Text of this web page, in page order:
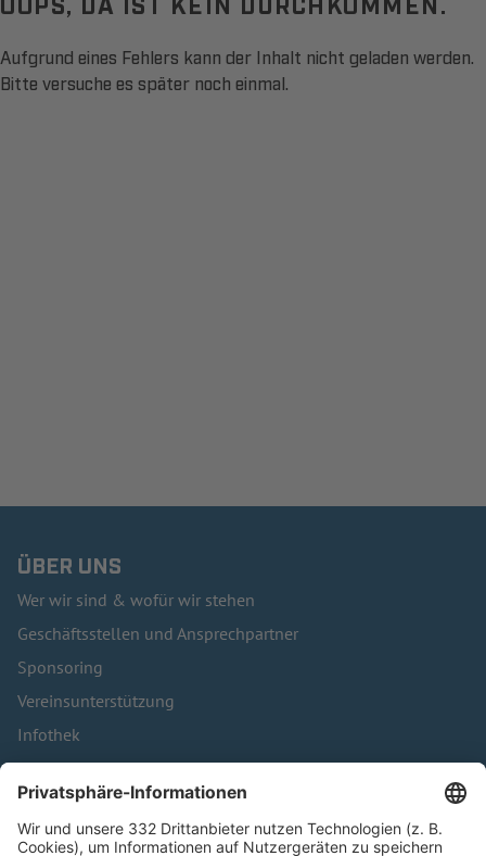
Aufgrund eines Fehlers kann der Inhalt nicht geladen werden.
Bitte versuche es später noch einmal.
ÜBER UNS
Wer wir sind & wofür wir stehen
Geschäftsstellen und Ansprechpartner
Sponsoring
Vereinsunterstützung
Infothek
Kontakt
HÄUFIG BESUCHTE SEITEN